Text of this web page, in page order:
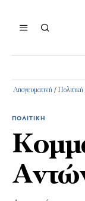
Απογευματινή / Πολιτική
ΠΟΛΙΤΙΚΉ